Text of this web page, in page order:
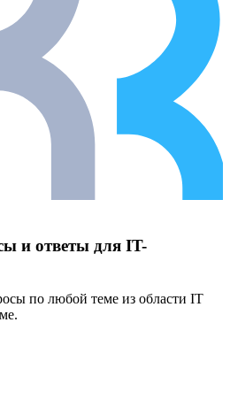
и ответы для IT-
по любой теме из области IT